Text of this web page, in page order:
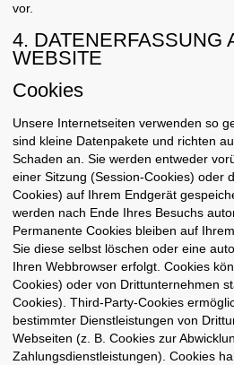
vor.
4. DATENERFASSUNG
WEBSITE
Cookies
Unsere Internetseiten verwenden so
sind kleine Datenpakete und richten
Schaden an. Sie werden entweder
einer Sitzung (Session-Cookies) oder
Cookies) auf Ihrem Endgerät
werden nach Ende Ihres Besuchs
Permanente Cookies bleiben auf
Sie diese selbst löschen oder eine
Ihren Webbrowser erfolgt. Cookies
Cookies) oder von Drittunternehmen
Cookies). Third-Party-Cookies
bestimmter Dienstleistungen von
Webseiten (z. B. Cookies zur
Zahlungsdienstleistungen). Cookies